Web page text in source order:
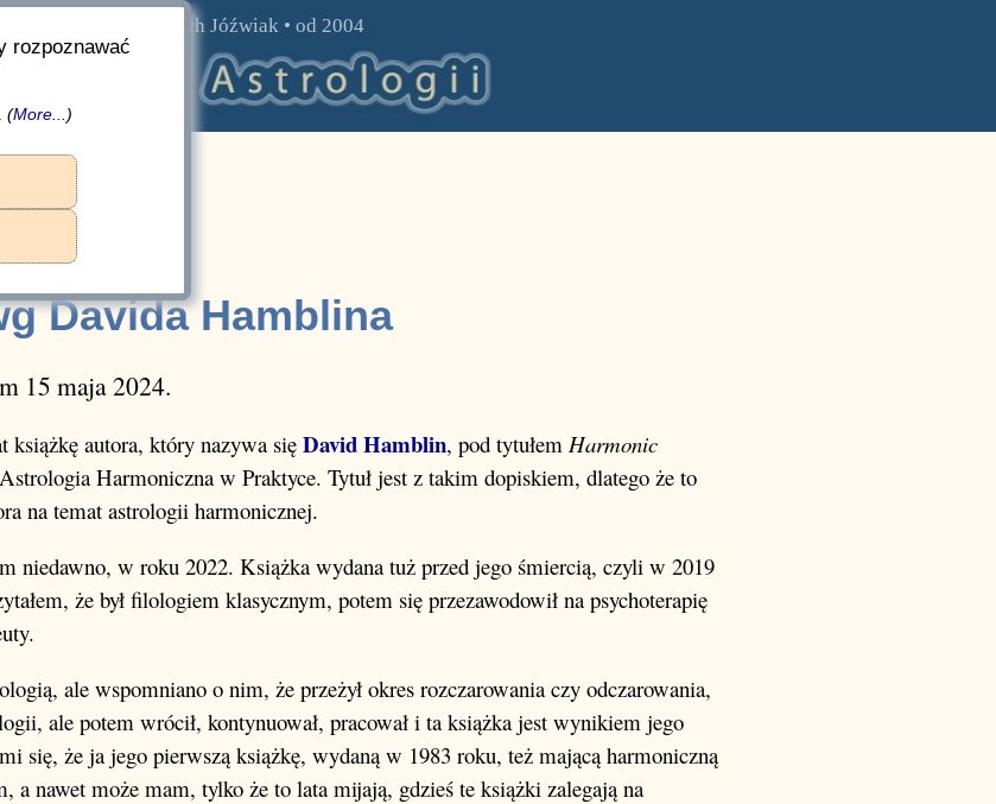
Wojciech Jóźwiak • od 2004
Binastrie
Księżyc Wenus ☛
Davida Hamblina
15 maja 2024.
książkę autora, który nazywa się David Hamblin, pod tytułem Harmonic
Harmoniczna w Praktyce. Tytuł jest z takim dopiskiem, dlatego że to
na temat astrologii harmonicznej.
niedawno, w roku 2022. Książka wydana tuż przed jego śmiercią, czyli w 2019
że był filologiem klasycznym, potem się przezawodowił na psychoterapię
ale wspomniano o nim, że przeżył okres rozczarowania czy odczarowania,
ale potem wrócił, kontynuował, pracował i ta książka jest wynikiem jego
się, że ja jego pierwszą książkę, wydaną w 1983 roku, też mającą harmoniczną
a nawet może mam, tylko że to lata mijają, gdzieś te książki zalegają na
rozpoznawać
(More... )